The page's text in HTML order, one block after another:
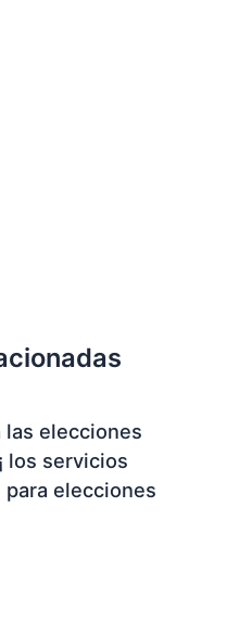
las elecciones
los servicios
para elecciones